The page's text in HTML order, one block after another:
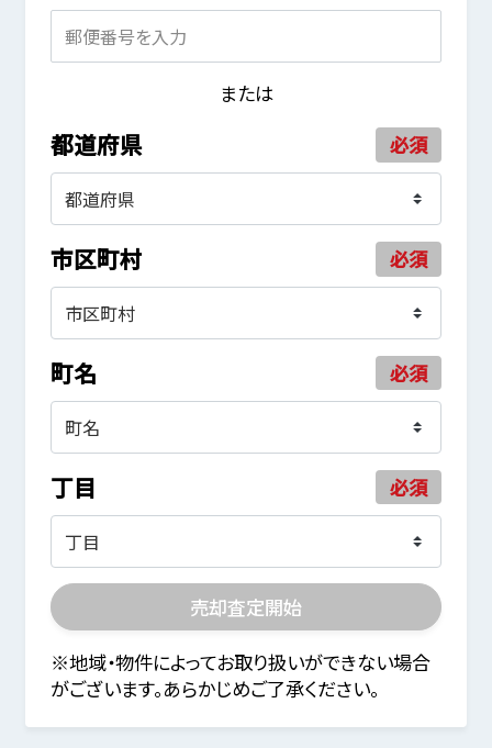
または
都道府県 必須
市区町村 必須
町名 必須
丁目 必須
売却査定開始
※地域・物件によってお取り扱いができない場合
がございます。あらかじめご了承ください。